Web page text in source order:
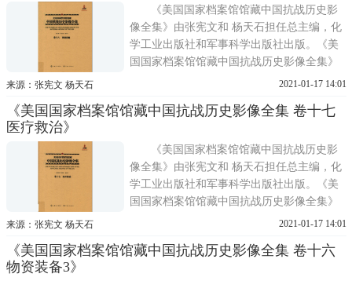
抗战历史影像全集
《美国国家档案馆馆藏中国抗战历史影
像全集》由张宪文和 杨天石担任总主编，化
学工业出版社和军事科学出版社出版。《美
国国家档案馆馆藏中国抗战历史影像全集》
共分30卷，从战场、训练、军备、医疗、国
抗战时期敌后战场、正面战场和国际合作的
抗战历史影像全集》首
来源：张宪文 杨天石 2021-01-17 14:01
《美国国家档案馆馆藏中国抗战历史影像全集 卷十七
医疗救治》
《美国国家档案馆馆藏中国抗战历史影
像全集》由张宪文和 杨天石担任总主编，化
学工业出版社和军事科学出版社出版。《美
国国家档案馆馆藏中国抗战历史影像全集》
共分30卷，从战场、训练、军备、医疗、国
抗战时期敌后战场、正面战场和国际合作的
来源：张宪文 杨天石 2021-01-17 14:01
《美国国家档案馆馆藏中国抗战历史影像全集 卷十六
物资装备3》